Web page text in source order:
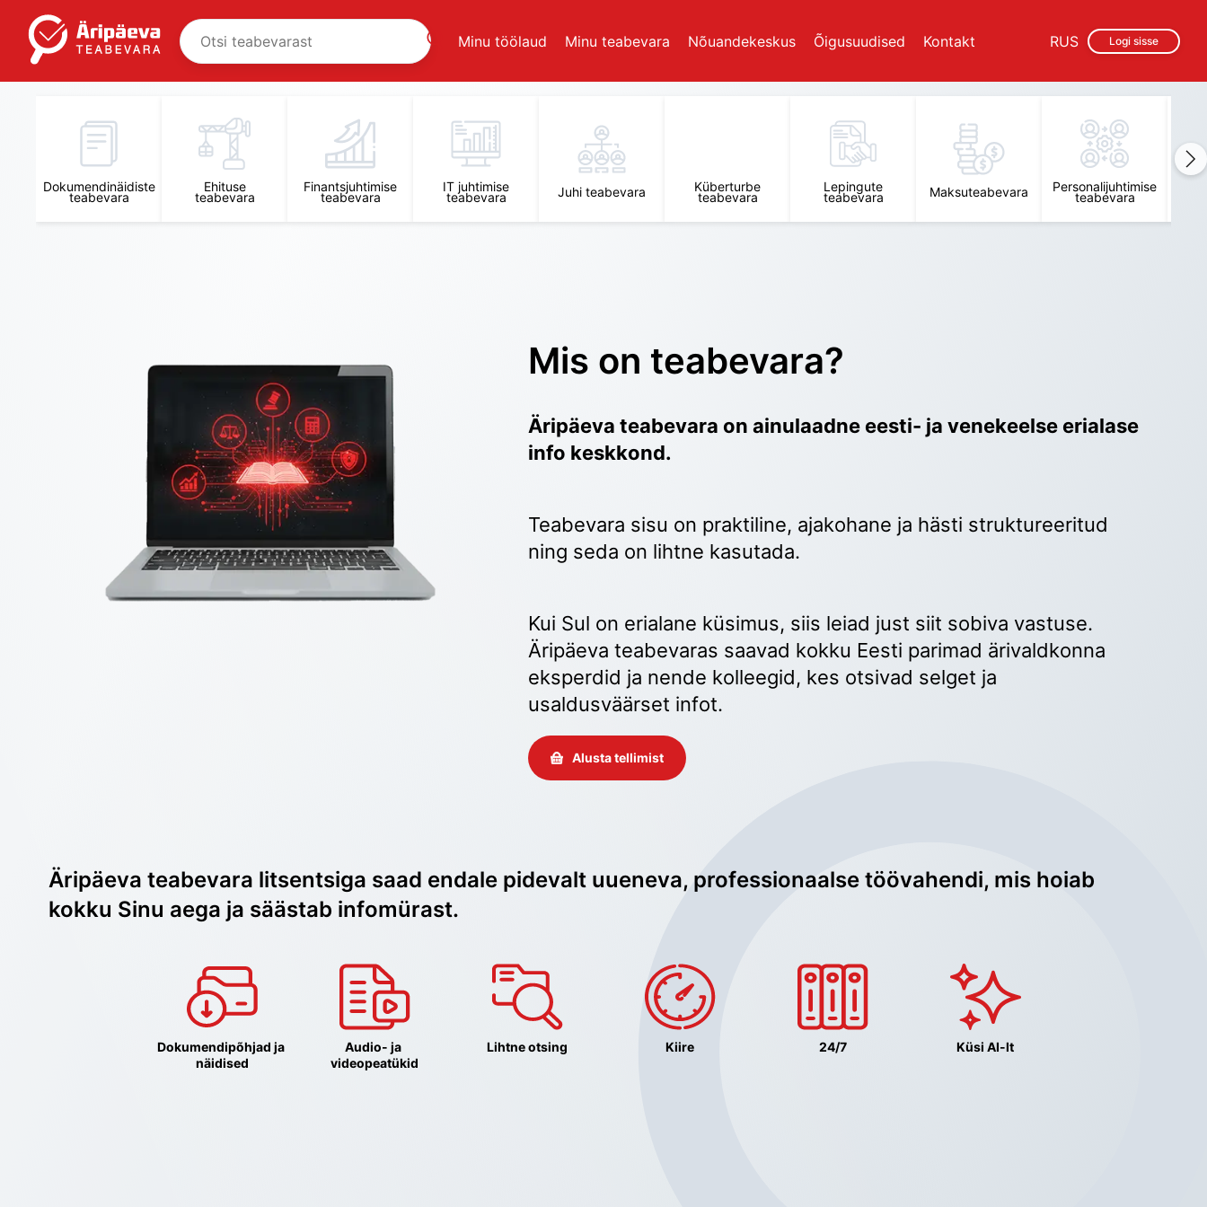
Minu töölaud Minu teabevara Nõuandekeskus Õigusuudised Kontakt Logi sisse
RUS
Dokumendinäidiste
teabevara
Ehituse
teabevara
Finantsjuhtimise
teabevara
IT juhtimise
teabevara Juhi teabevara Küberturbe
teabevara
Lepingute
teabevara Maksuteabevara Personalijuhtimise
teabevara
Mis on teabevara?
Äripäeva teabevara on ainulaadne eesti- ja venekeelse erialase
info keskkond.
Teabevara sisu on praktiline, ajakohane ja hästi struktureeritud
ning seda on lihtne kasutada.
Kui Sul on erialane küsimus, siis leiad just siit sobiva vastuse.
Äripäeva teabevaras saavad kokku Eesti parimad ärivaldkonna
eksperdid ja nende kolleegid, kes otsivad selget ja
usaldusväärset infot.
Alusta tellimist
Äripäeva teabevara litsentsiga saad endale pidevalt uueneva, professionaalse töövahendi, mis hoiab
kokku Sinu aega ja säästab infomürast.
Dokumendipõhjad ja
näidised
Audio- ja
videopeatükid
Lihtne otsing Kiire 24/7 Küsi AI-lt